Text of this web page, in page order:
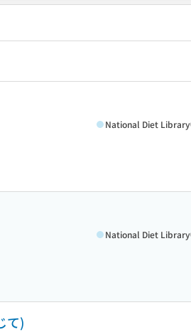
National Diet Library
National Diet Library
て)